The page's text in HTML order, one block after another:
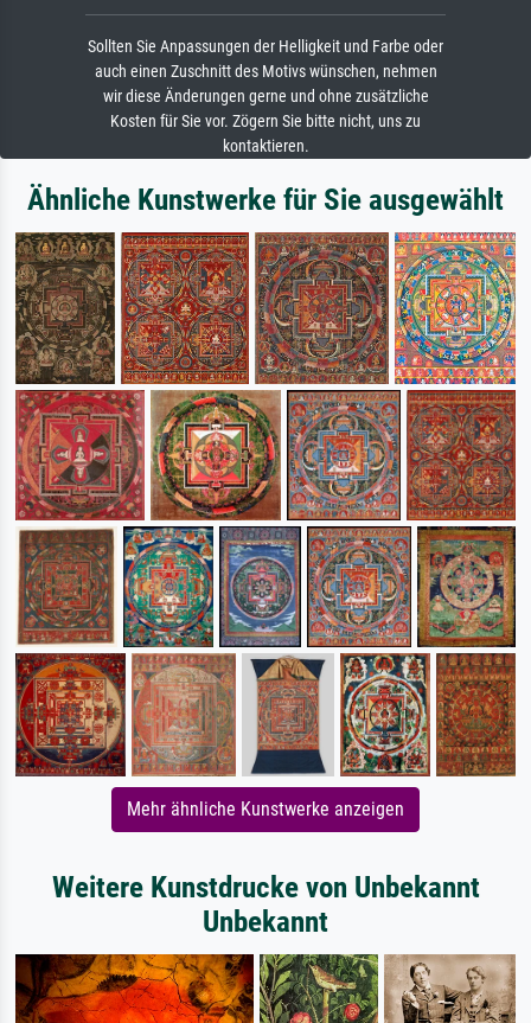
Sollten Sie Anpassungen der Helligkeit und Farbe oder
auch einen Zuschnitt des Motivs wünschen, nehmen
wir diese Änderungen gerne und ohne zusätzliche
Kosten für Sie vor. Zögern Sie bitte nicht, uns zu
kontaktieren.
Ähnliche Kunstwerke für Sie ausgewählt
Mehr ähnliche Kunstwerke anzeigen
Weitere Kunstdrucke von Unbekannt
Unbekannt